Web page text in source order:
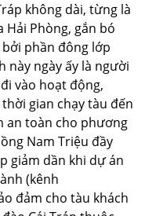
không dài, từng là
Phòng, gắn bó
phần đông lớp
này ngày ấy là người
vào hoạt động,
gian chạy tàu đến
an toàn cho phương
Nam Triệu đầy
giảm dần khi dự án
(kênh
đảm cho tàu khách